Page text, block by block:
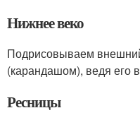
Нижнее веко
Подрисовываем
(карандашом), ведя его
Ресницы